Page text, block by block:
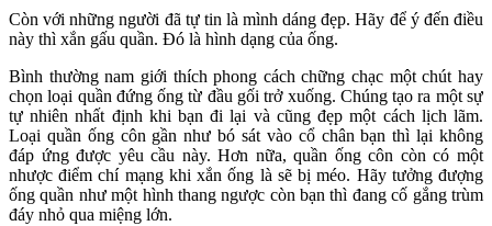
Còn với những người đã tự tin là mình dáng đẹp. Hãy để ý đến điều
này thì xắn gấu quần. Đó là hình dạng của ống.
Bình thường nam giới thích phong cách chững chạc một chút hay
chọn loại quần đứng ống từ đầu gối trở xuống. Chúng tạo ra một sự
tự nhiên nhất định khi bạn đi lại và cũng đẹp một cách lịch lãm.
Loại quần ống côn gần như bó sát vào cổ chân bạn thì lại không
đáp ứng được yêu cầu này. Hơn nữa, quần ống côn còn có một
nhược điểm chí mạng khi xắn ống là sẽ bị méo. Hãy tưởng đượng
ống quần như một hình thang ngược còn bạn thì đang cố gắng trùm
đáy nhỏ qua miệng lớn.